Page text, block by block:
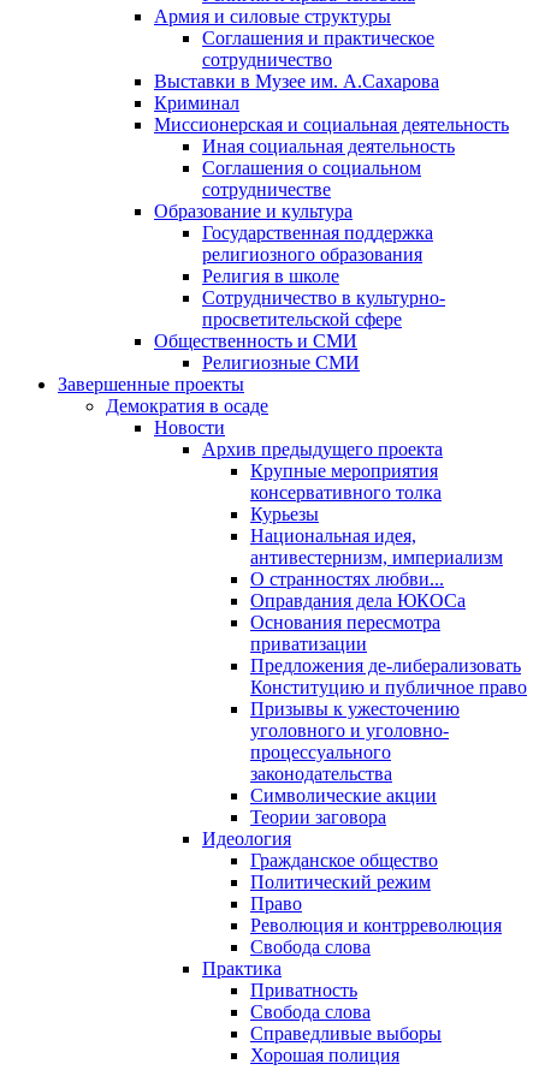
Армия и силовые структуры
Соглашения и практическое
сотрудничество
Выставки в Музее им. А.Сахарова
Криминал
Миссионерская и социальная деятельность
Иная социальная деятельность
Соглашения о социальном
сотрудничестве
Образование и культура
Государственная поддержка
религиозного образования
Религия в школе
Сотрудничество в культурно-
просветительской сфере
Общественность и СМИ
Религиозные СМИ
Завершенные проекты
Демократия в осаде
Новости
Архив предыдущего проекта
Крупные мероприятия
консервативного толка
Курьезы
Национальная идея,
антивестернизм, империализм
О странностях любви...
Оправдания дела ЮКОСа
Основания пересмотра
приватизации
Предложения де-либерализовать
Конституцию и публичное право
Призывы к ужесточению
уголовного и уголовно-
процессуального
законодательства
Символические акции
Теории заговора
Идеология
Гражданское общество
Политический режим
Право
Революция и контрреволюция
Свобода слова
Практика
Приватность
Свобода слова
Справедливые выборы
Хорошая полиция